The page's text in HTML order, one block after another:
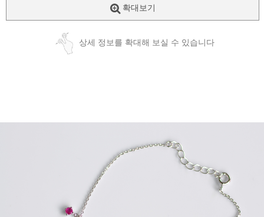
확대보기
상세 정보를 확대해 보실 수 있습니다